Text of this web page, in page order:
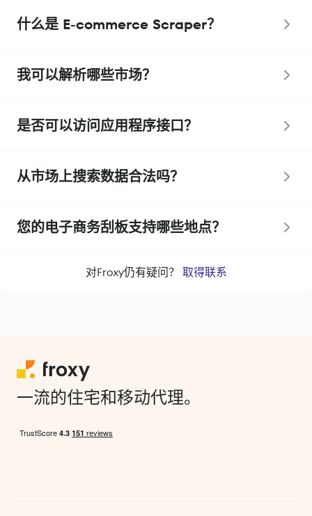
什么是 E-commerce Scraper？
我可以解析哪些市场？
是否可以访问应用程序接口？
从市场上搜索数据合法吗？
您的电子商务刮板支持哪些地点？
对Froxy仍有疑问？ 取得联系
一流的住宅和移动代理。